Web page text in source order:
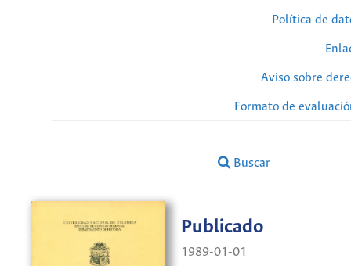
Política de
Aviso sobre
Formato de
Buscar
Publicado
1989-01-01